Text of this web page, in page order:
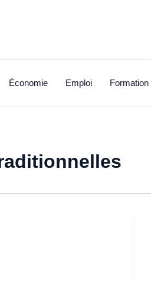
Économie Emploi Formation